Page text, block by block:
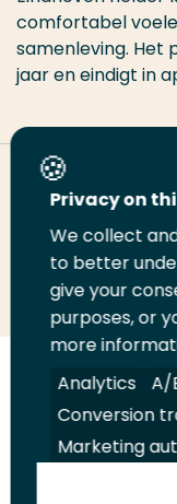
comfortabel
samenleving. Het
jaar en eindigt in
Deel deze pagina
Deel
LinkedIn
Deel
op
Twitter
op
Volg
ons
op
LinkedIn
Volg
ons
op
Facebook
Volg
ons
op
Juridisch
Privacy on
We collect
to better
give your
purposes, or
more
Analytics
A/
Conversion
Marketing